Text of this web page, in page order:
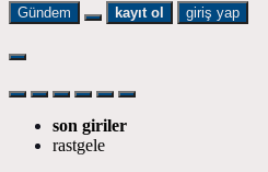
Gündem kayıt ol giriş yap
son giriler
rastgele